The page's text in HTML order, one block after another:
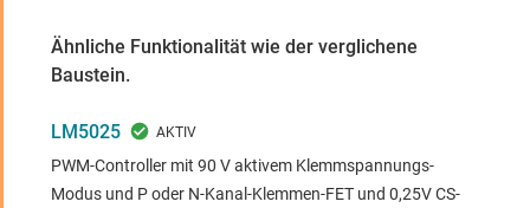
Ähnliche Funktionalität wie der verglichene
Baustein.
LM5025
PWM-Controller mit 90 V aktivem Klemmspannungs-
Modus und P oder N-Kanal-Klemmen-FET und 0,25V CS-